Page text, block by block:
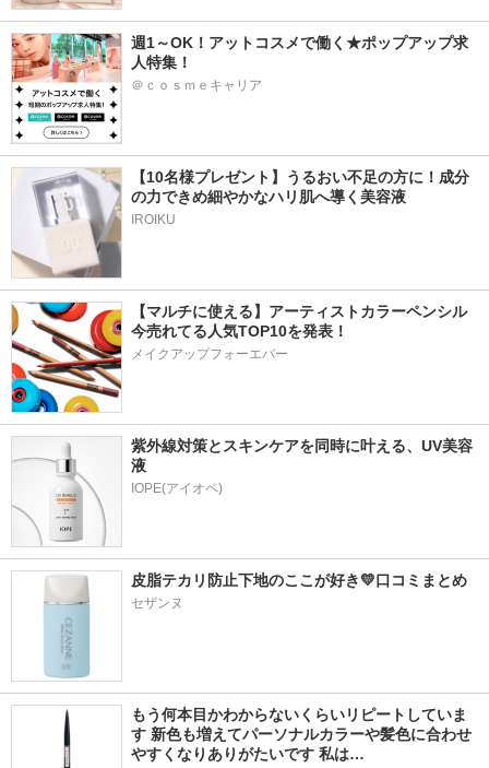
週1～OK！アットコスメで働く★ポップアップ求
人特集！
＠ｃｏｓｍｅキャリア
【10名様プレゼント】うるおい不足の方に！成分
の力できめ細やかなハリ肌へ導く美容液
IROIKU
【マルチに使える】アーティストカラーペンシル
今売れてる人気TOP10を発表！
メイクアップフォーエバー
紫外線対策とスキンケアを同時に叶える、UV美容
液
皮脂テカリ防止下地のここが好き💛口コミまとめ
セザンヌ
もう何本目かわからないくらいリピートしていま
す 新色も増えてパーソナルカラーや髪色に合わせ
やすくなりありがたいです 私は…